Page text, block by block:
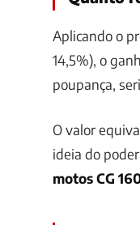
Aplicando o
14,5%), o
poupança,
O valor
ideia do
motos CG